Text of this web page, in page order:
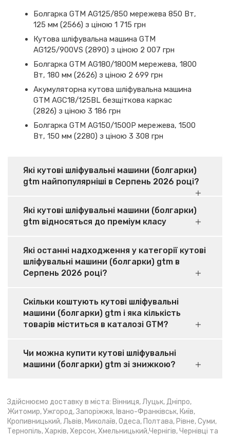
Болгарка GTM AG125/850 мережева 850 Вт,
125 мм (2566) з ціною 1 715 грн
Кутова шліфувальна машина GTM
AG125/900VS (2890) з ціною 2 007 грн
Болгарка GTM AG180/1800M мережева, 1800
Вт, 180 мм (2626) з ціною 2 699 грн
Акумуляторна кутова шліфувальна машина
GTM AGC18/125BL безщіткова каркас
(2826) з ціною 3 186 грн
Болгарка GTM AG150/1500P мережева, 1500
Вт, 150 мм (2280) з ціною 3 308 грн
Які кутові шліфувальні машини (болгарки)
gtm найпопулярніші в Серпень 2026 році?
Які кутові шліфувальні машини (болгарки)
gtm відносяться до преміум класу
Які останні надходження у категорії кутові
шліфувальні машини (болгарки) gtm в
Серпень 2026 році?
Скільки коштують кутові шліфувальні
машини (болгарки) gtm і яка кількість
товарів міститься в каталозі GTM?
Чи можна купити кутові шліфувальні
машини (болгарки) gtm зі знижкою?
Здійснюємо доставку в міста: Вінниця, Луцьк, Дніпро,
Житомир, Ужгород, Запоріжжя, Івано-Франківськ, Київ,
Кропивницький, Львів, Миколаїв, Одеса, Полтава, Рівне, Суми,
Тернопіль, Харків, Херсон, Хмельницький,Чернігів, Чернівці та